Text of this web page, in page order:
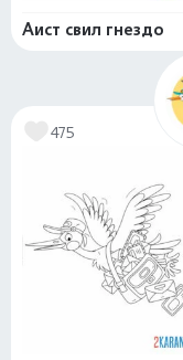
Аист свил гнездо
475